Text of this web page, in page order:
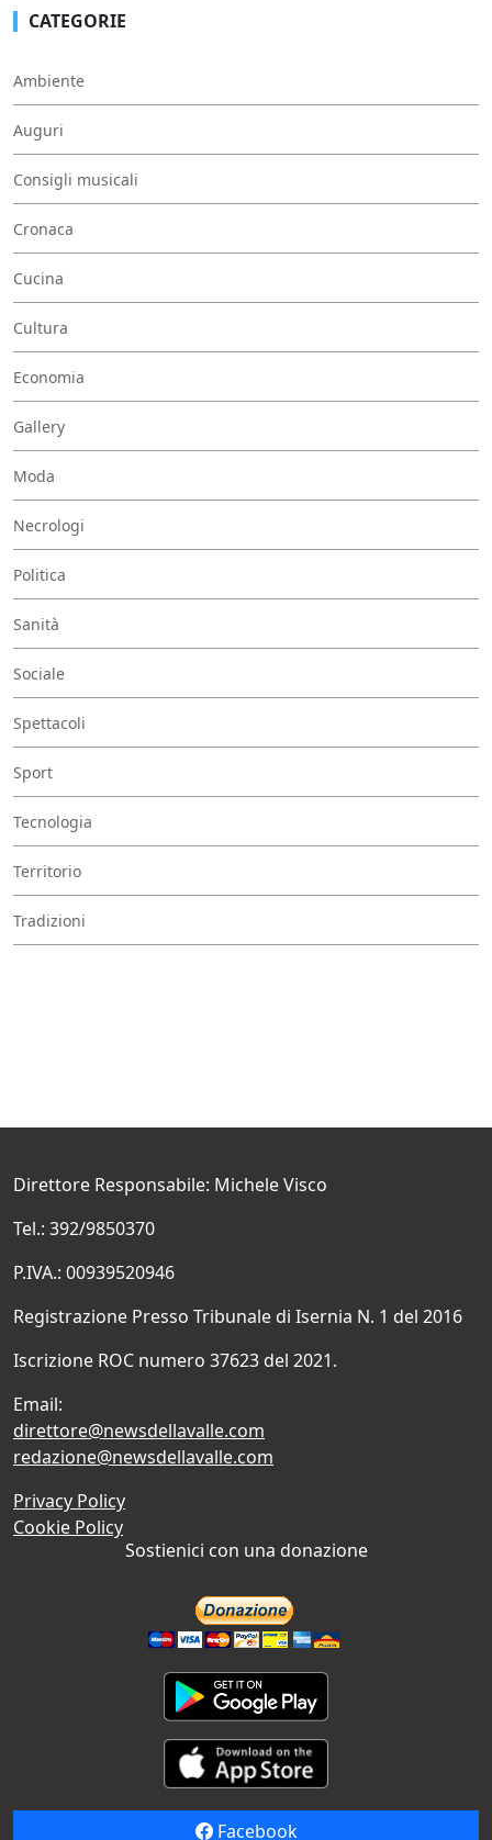
CATEGORIE
Ambiente
Auguri
Consigli musicali
Cronaca
Cucina
Cultura
Economia
Gallery
Moda
Necrologi
Politica
Sanità
Sociale
Spettacoli
Sport
Tecnologia
Territorio
Tradizioni
Direttore Responsabile: Michele Visco
Tel.: 392/9850370
P.IVA.: 00939520946
Registrazione Presso Tribunale di Isernia N. 1 del 2016
Iscrizione ROC numero 37623 del 2021.
Email:
direttore@newsdellavalle.com
redazione@newsdellavalle.com
Privacy Policy
Cookie Policy
Sostienici con una donazione
Facebook